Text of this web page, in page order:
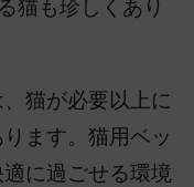
猫も珍しくあり
猫が必要以上に
ます。猫用ベッ
に過ごせる環境